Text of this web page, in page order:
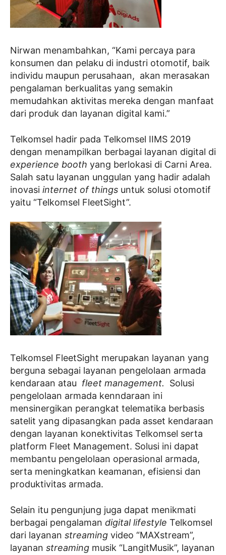
Nirwan menambahkan, “Kami percaya para
konsumen dan pelaku di industri otomotif, baik
individu maupun perusahaan, akan merasakan
pengalaman berkualitas yang semakin
memudahkan aktivitas mereka dengan manfaat
dari produk dan layanan digital kami.”
Telkomsel hadir pada Telkomsel IIMS 2019
dengan menampilkan berbagai layanan digital di
experience booth yang berlokasi di Carni Area.
Salah satu layanan unggulan yang hadir adalah
inovasi internet of things untuk solusi otomotif
yaitu “Telkomsel FleetSight”.
Telkomsel FleetSight merupakan layanan yang
berguna sebagai layanan pengelolaan armada
kendaraan atau fleet management. Solusi
pengelolaan armada kenndaraan ini
mensinergikan perangkat telematika berbasis
satelit yang dipasangkan pada asset kendaraan
dengan layanan konektivitas Telkomsel serta
platform Fleet Management. Solusi ini dapat
membantu pengelolaan operasional armada,
serta meningkatkan keamanan, efisiensi dan
produktivitas armada.
Selain itu pengunjung juga dapat menikmati
berbagai pengalaman digital lifestyle Telkomsel
dari layanan streaming video “MAXstream”,
layanan streaming musik “LangitMusik”, layanan